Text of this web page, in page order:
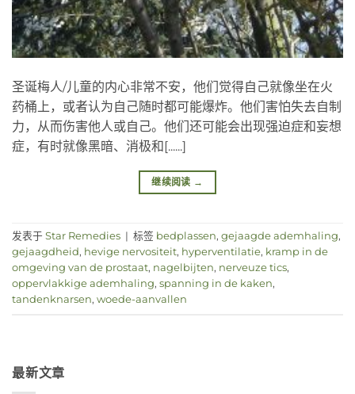
圣诞梅人/儿童的内心非常不安，他们觉得自己就像坐在火
药桶上，或者认为自己随时都可能爆炸。他们害怕失去自制
力，从而伤害他人或自己。他们还可能会出现强迫症和妄想
症，有时就像黑暗、消极和[......]
继续阅读 →
发表于 Star Remedies | 标签 bedplassen, gejaagde ademhaling,
gejaagdheid, hevige nervositeit, hyperventilatie, kramp in de
omgeving van de prostaat, nagelbijten, nerveuze tics,
oppervlakkige ademhaling, spanning in de kaken,
tandenknarsen, woede-aanvallen
最新文章